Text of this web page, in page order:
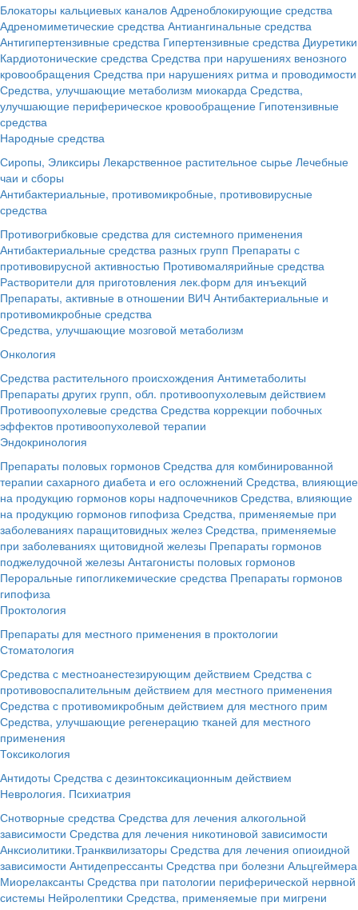
Блокаторы кальциевых каналов Адреноблокирующие средства
Адреномиметические средства Антиангинальные средства
Антигипертензивные средства Гипертензивные средства Диуретики
Кардиотонические средства Средства при нарушениях венозного
кровообращения Средства при нарушениях ритма и проводимости
Средства, улучшающие метаболизм миокарда Средства,
улучшающие периферическое кровообращение Гипотензивные
средства
Народные средства
Сиропы, Эликсиры Лекарственное растительное сырье Лечебные
чаи и сборы
Антибактериальные, противомикробные, противовирусные
средства
Противогрибковые средства для системного применения
Антибактериальные средства разных групп Препараты с
противовирусной активностью Противомалярийные средства
Растворители для приготовления лек.форм для инъекций
Препараты, активные в отношении ВИЧ Антибактериальные и
противомикробные средства
Средства, улучшающие мозговой метаболизм
Онкология
Средства растительного происхождения Антиметаболиты
Препараты других групп, обл. противоопухолевым действием
Противоопухолевые средства Средства коррекции побочных
эффектов противоопухолевой терапии
Эндокринология
Препараты половых гормонов Средства для комбинированной
терапии сахарного диабета и его осложнений Средства, влияющие
на продукцию гормонов коры надпочечников Средства, влияющие
на продукцию гормонов гипофиза Средства, применяемые при
заболеваниях паращитовидных желез Средства, применяемые
при заболеваниях щитовидной железы Препараты гормонов
поджелудочной железы Антагонисты половых гормонов
Пероральные гипогликемические средства Препараты гормонов
гипофиза
Проктология
Препараты для местного применения в проктологии
Стоматология
Средства с местноанестезирующим действием Средства с
противовоспалительным действием для местного применения
Средства с противомикробным действием для местного прим
Средства, улучшающие регенерацию тканей для местного
применения
Токсикология
Антидоты Средства с дезинтоксикационным действием
Неврология. Психиатрия
Снотворные средства Средства для лечения алкогольной
зависимости Средства для лечения никотиновой зависимости
Анксиолитики.Транквилизаторы Средства для лечения опиоидной
зависимости Антидепрессанты Средства при болезни Альцгеймера
Миорелаксанты Средства при патологии периферической нервной
системы Нейролептики Средства, применяемые при мигрени